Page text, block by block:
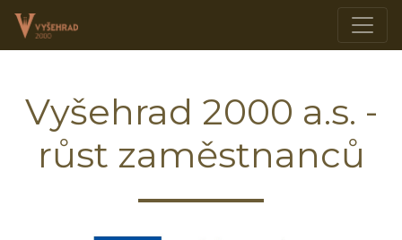
Vyšehrad 2000 a.s. -
růst zaměstnanců